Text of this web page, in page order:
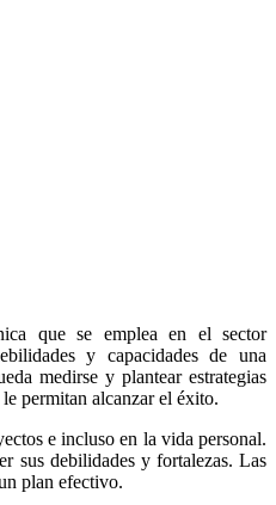
que se emplea en el sector
y capacidades de una
medirse y plantear estrategias
permitan alcanzar el éxito.
e incluso en la vida personal.
sus debilidades y fortalezas. Las
plan efectivo.